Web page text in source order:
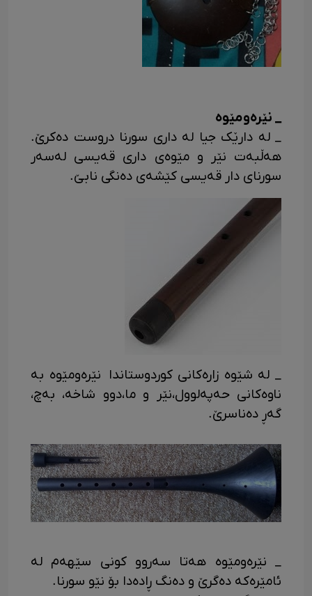
_ نێرەومێوه
_ له دارێک جیا له داری سورنا دروست دەکرێ.
هەڵبەت نێر و مێوەی داری قەیسی لەسەر
سورنای دار قەیسی کێشەی دەنگی نابێ.
_ له شێوە زارەکانی کوردوستاندا نێرەومێوه به
ناوەکانی حەپەلوول،نێر و ما،دوو شاخه، بەچ،
گەڕ دەناسرێ.
_ نێرەومێوه هەتا سەروو کونی سێهەم له
ئامێرەکه دەگرێ و دەنگ ڕادەدا بۆ نێو سورنا.